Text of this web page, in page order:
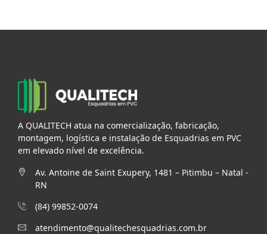
A QUALITECH atua na comercialização, fabricação,
montagem, logística e instalação de Esquadrias em PVC
em elevado nível de excelência.
Av. Antoine de Saint Exupery, 1481 – Pitimbu – Natal -
RN
(84) 99852-0074
atendimento@qualitechesquadrias.com.br